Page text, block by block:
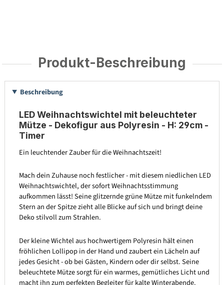
Produkt-Beschreibung
Beschreibung
LED Weihnachtswichtel mit beleuchteter
Mütze - Dekofigur aus Polyresin - H: 29cm -
Timer
Ein leuchtender Zauber für die Weihnachtszeit!
Mach dein Zuhause noch festlicher - mit diesem niedlichen LED
Weihnachtswichtel, der sofort Weihnachtsstimmung
aufkommen lässt! Seine glitzernde grüne Mütze mit funkelndem
Stern an der Spitze zieht alle Blicke auf sich und bringt deine
Deko stilvoll zum Strahlen.
Der kleine Wichtel aus hochwertigem Polyresin hält einen
fröhlichen Lollipop in der Hand und zaubert ein Lächeln auf
jedes Gesicht - ob bei Gästen, Kindern oder dir selbst. Seine
beleuchtete Mütze sorgt für ein warmes, gemütliches Licht und
macht ihn zum perfekten Begleiter für kalte Winterabende.